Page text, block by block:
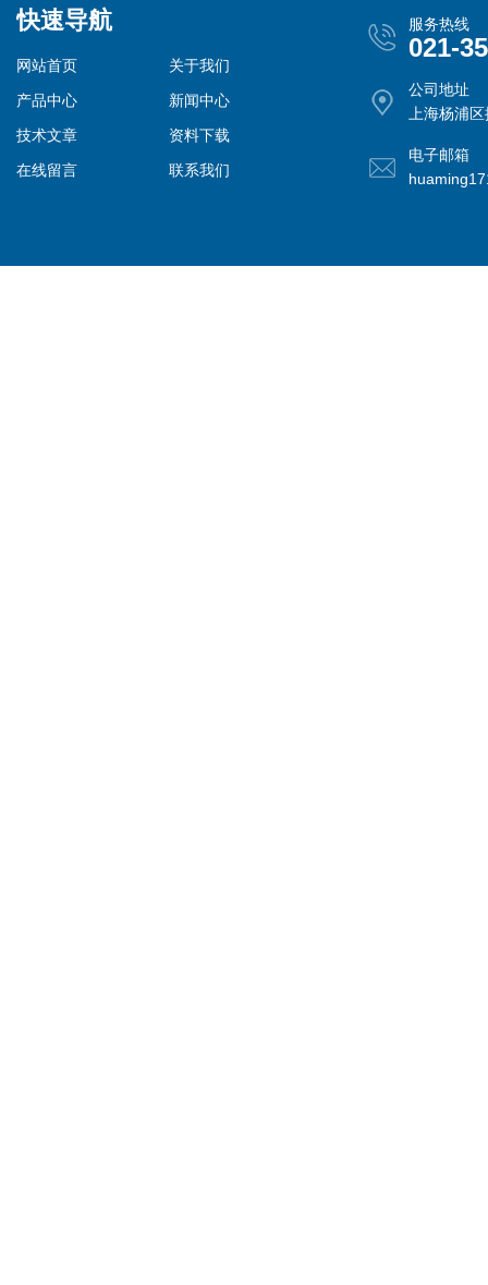
快速导航
网站首页
关于我们
产品中心
新闻中心
技术文章
资料下载
在线留言
联系我们
服务热线
021-
公司地址
上海杨浦
电子邮箱